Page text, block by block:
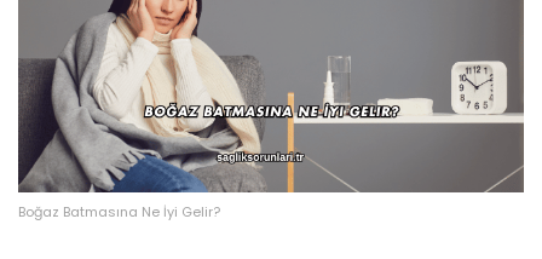
Boğaz Batmasına Ne İyi Gelir?